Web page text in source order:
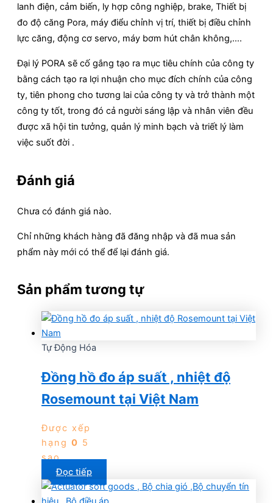
lanh điện, cảm biến, ly hợp công nghiệp, brake, Thiết bị
đo độ căng Pora, máy điểu chỉnh vị trí, thiết bị điều chỉnh
lực căng, động cơ servo, máy bơm hút chân không,….
Đại lý PORA sẽ cố gắng tạo ra mục tiêu chính của công ty
bằng cách tạo ra lợi nhuận cho mục đích chính của công
ty, tiên phong cho tương lai của công ty và trở thành một
công ty tốt, trong đó cả người sáng lập và nhân viên đều
được xã hội tin tưởng, quản lý minh bạch và triết lý làm
việc suốt đời .
Đánh giá
Chưa có đánh giá nào.
Chỉ những khách hàng đã đăng nhập và đã mua sản
phẩm này mới có thể để lại đánh giá.
Sản phẩm tương tự
Tự Động Hóa
Đồng hồ đo áp suất , nhiệt độ
Rosemount tại Việt Nam
Được xếp
hạng 0 5
sao
Đọc tiếp